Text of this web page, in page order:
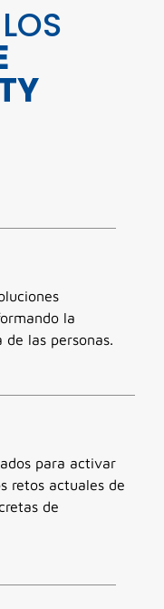
la
las personas.
para activar
retos actuales de
de